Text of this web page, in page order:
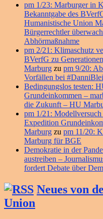
pm 1/23: Marburger in
Bekanntgabe des
Humanistische Union
Bürgerrechtler
Abhörmaßnahme
pm 2/21: Klimaschutz
BVerfG zu
Marburg zu pm 9/20:
Vorfällen bei
Bedingungslos testen:
Grundeinkommen –
die Zukunft – HU
pm 1/21:
Expedition
Marburg zu pm 11/20:
Marburg für BGE
Demokratie in der
austreiben –
fordert Debate über
Neues von
Union